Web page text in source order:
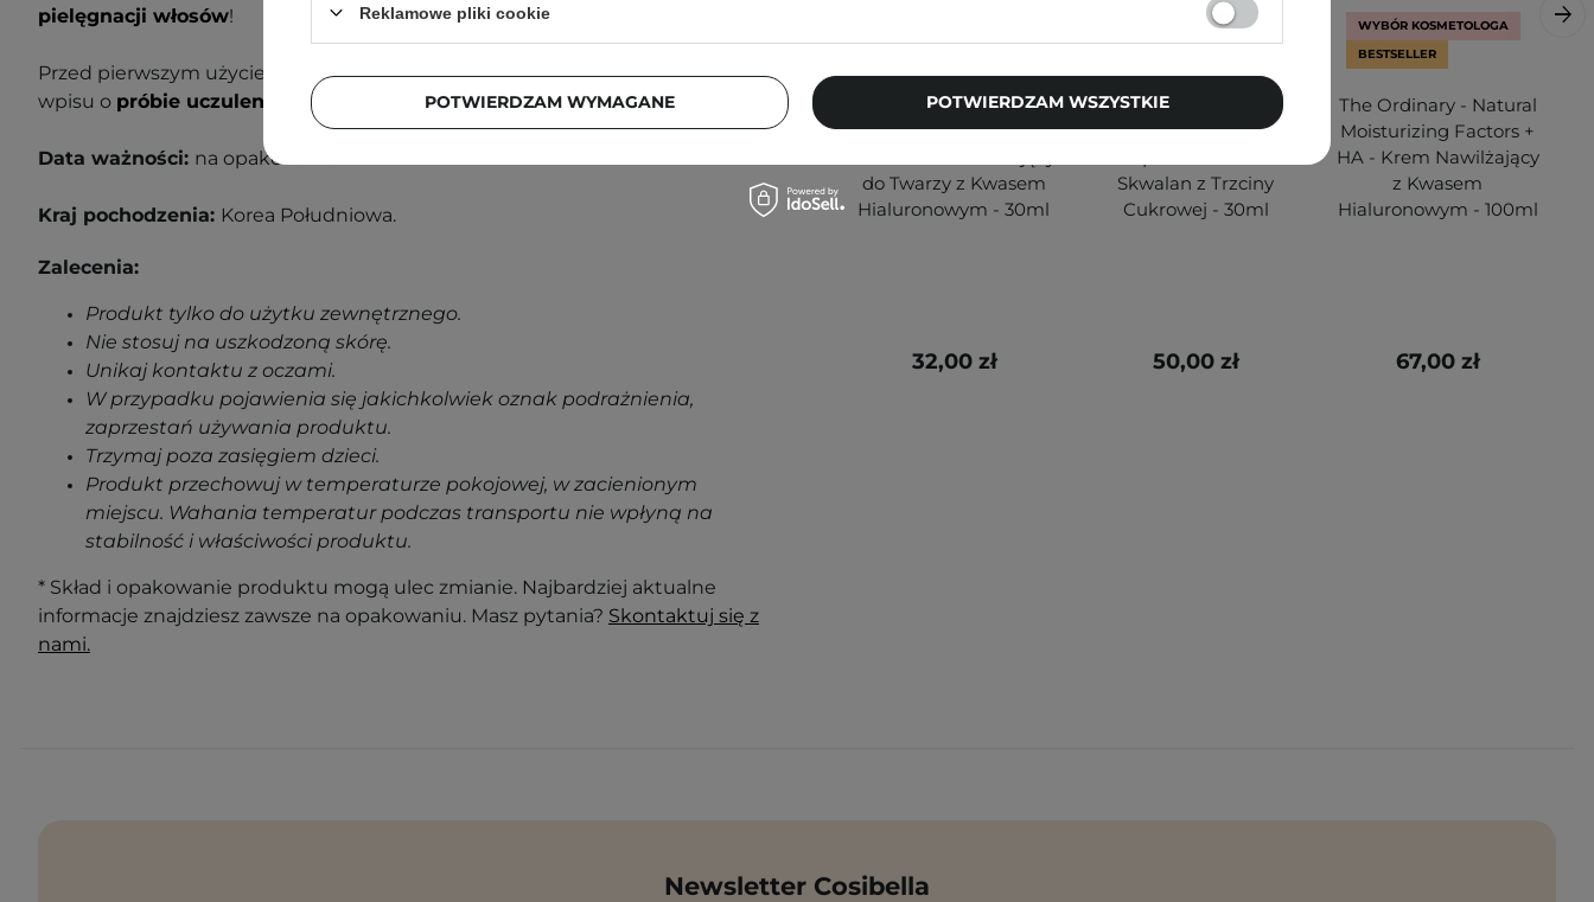
pielęgnacji włosów!
Przed pierwszym użyciem wykonaj próbę uczuleniową. Zajrzyj do naszego
wpisu o próbie uczuleniowej , aby dowiedzieć się więcej.
Data ważności: na opakowaniu.
Kraj pochodzenia: Korea Południowa.
Zalecenia:
Produkt tylko do użytku zewnętrznego.
Nie stosuj na uszkodzoną skórę.
Unikaj kontaktu z oczami.
W przypadku pojawienia się jakichkolwiek oznak podrażnienia,
zaprzestań używania produktu.
Trzymaj poza zasięgiem dzieci.
Produkt przechowuj w temperaturze pokojowej, w zacienionym
miejscu. Wahania temperatur podczas transportu nie wpłyną na
stabilność i właściwości produktu.
* Skład i opakowanie produktu mogą ulec zmianie. Najbardziej aktualne
informacje znajdziesz zawsze na opakowaniu. Masz pytania? Skontaktuj się z
nami.
The Ordinary - Natural
Moisturizing Factors +
do Twarzy z Kwasem
Hialuronowym - 30ml
32,00 zł
The Ordinary - 100%
Plant-Derived
Skwalan z Trzciny
Cukrowej - 30ml
50,00 zł
WYBÓR KOSMETOLOGA
BESTSELLER
The Ordinary - Natural
Moisturizing Factors +
HA - Krem Nawilżający
z Kwasem
Hialuronowym - 100ml
67,00 zł
Newsletter Cosibella
Reklamowe pliki cookie
POTWIERDZAM WYMAGANE POTWIERDZAM WSZYSTKIE